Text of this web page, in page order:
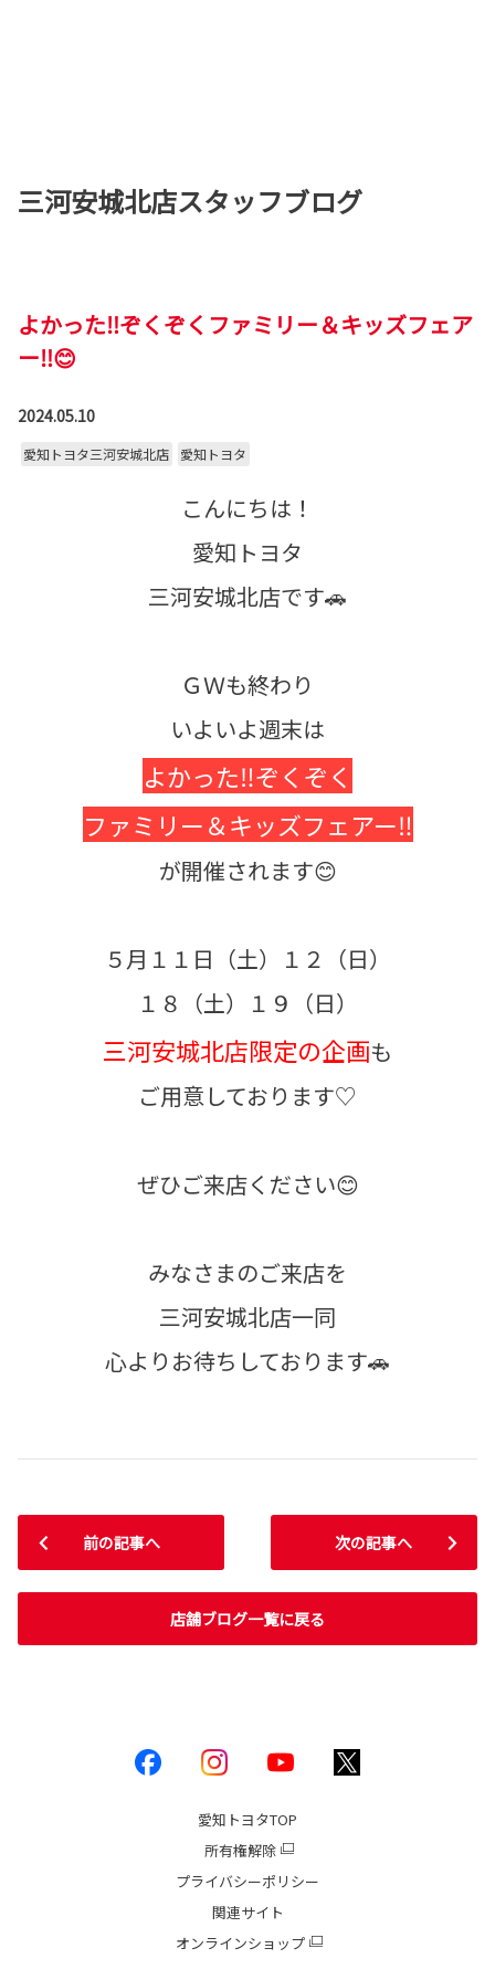
三河安城北店スタッフブログ
よかった‼ぞくぞくファミリー＆キッズフェア
ー‼😊
2024.05.10
愛知トヨタ三河安城北店 愛知トヨタ
こんにちは！
愛知トヨタ
三河安城北店です🚗
ＧＷも終わり
いよいよ週末は
よかった‼ぞくぞく
ファミリー＆キッズフェアー‼
が開催されます😊
５月１１日（土）１２（日）
１８（土）１９（日）
三河安城北店限定の企画も
ご用意しております♡
ぜひご来店ください😊
みなさまのご来店を
三河安城北店一同
心よりお待ちしております🚗
前の記事へ
店舗ブログ一覧に戻る
次の記事へ
愛知トヨタTOP
所有権解除
プライバシーポリシー
関連サイト
オンラインショップ